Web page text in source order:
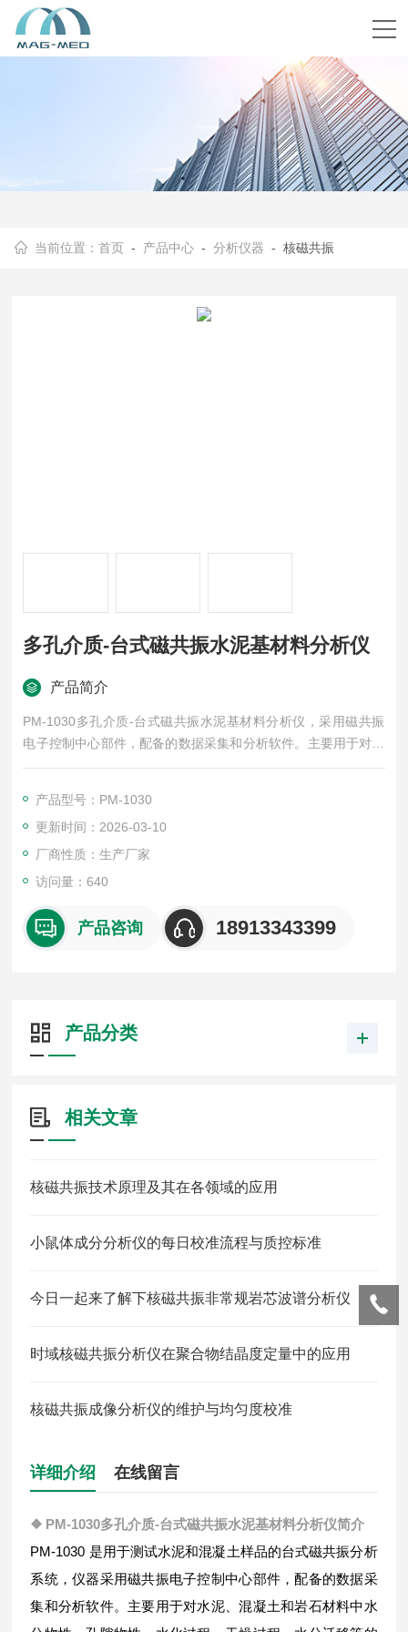
当前位置：首页 - 产品中心 -分析仪器 - 核磁共振
多孔介质-台式磁共振水泥基材料分析仪
产品简介
PM-1030多孔介质-台式磁共振水泥基材料分析仪，采用磁共振
电子控制中心部件，配备的数据采集和分析软件。主要用于对水
泥、混凝土和岩石材料中水分物性、孔隙物性、水化过程、干燥
水分的吸收，酸腐蚀研究，盐类在孔隙中的形成，致密水泥中的
强力束缚水和水分对混凝土物理参数的影响。
产品型号：PM-1030
更新时间：2026-03-10
厂商性质：生产厂家
访问量：640
产品咨询 18913343399
产品分类
相关文章
核磁共振技术原理及其在各领域的应用
小鼠体成分分析仪的每日校准流程与质控标准
今日一起来了解下核磁共振非常规岩芯波谱分析仪
时域核磁共振分析仪在聚合物结晶度定量中的应用
核磁共振成像分析仪的维护与均匀度校准
详细介绍 在线留言
❖ PM-1030多孔介质-台式磁共振水泥基材料分析仪简介
PM-1030 是用于测试水泥和混凝土样品的台式磁共振分析
系统，仪器采用磁共振电子控制中心部件，配备的数据采
集和分析软件。主要用于对水泥、混凝土和岩石材料中水